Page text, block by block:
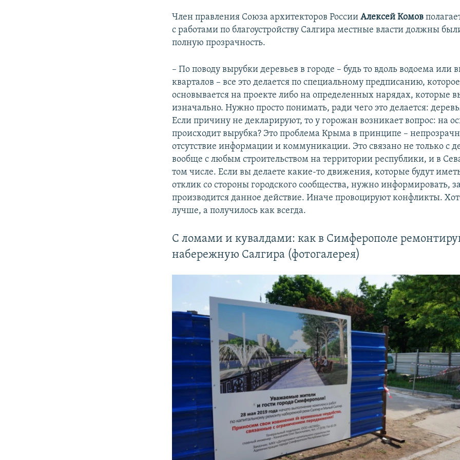
Член правления Союза архитекторов России Алексей Комов
с работами по благоустройству Салгира местные власти должны
полную прозрачность.
– По поводу вырубки деревьев в городе – будь то вдоль водоема или
кварталов – все это делается по специальному предписанию, которое
основывается на проекте либо на определенных нарядах, которые
изначально. Нужно просто понимать, ради чего это делается:
Если причину не декларируют, то у горожан возникает вопрос: на
происходит вырубка? Это проблема Крыма в принципе –
отсутствие информации и коммуникации. Это связано не только с
вообще с любым строительством на территории республики, и в
том числе. Если вы делаете какие-то движения, которые будут
отклик со стороны городского сообщества, нужно информировать,
производится данное действие. Иначе провоцируют конфликты.
лучше, а получилось как всегда.
С ломами и кувалдами: как в Симферополе
набережную Салгира (фотогалерея)